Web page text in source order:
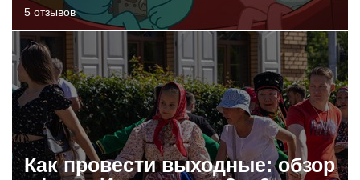
5 отзывов
Как провести выходные: обзор